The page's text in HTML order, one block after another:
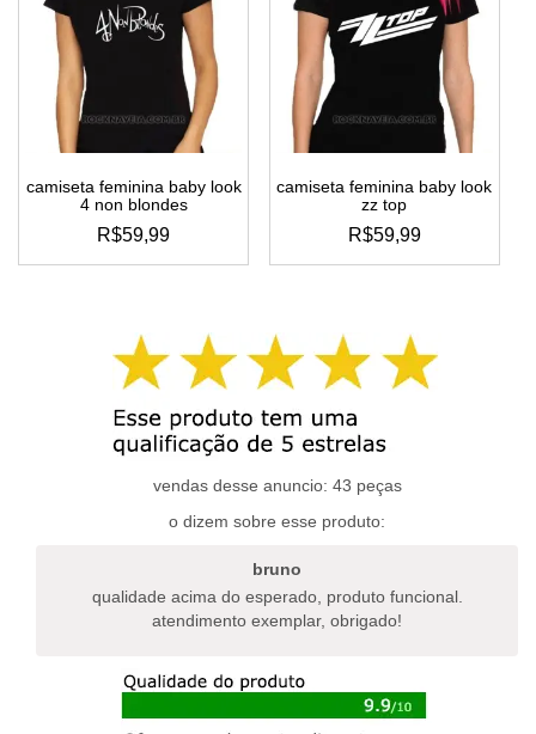
opções
escolhidas
na
página
produto
opções
escolhidas
na
produto
camiseta feminina baby look
4 non blondes
R$59,99
este
várias
variantes.
as
opções
podem
escolhidas
página
camiseta feminina baby look
zz top
R$59,99
este
várias
variantes.
as
podem
escolhidas
página
vendas desse anuncio: 43 peças
o dizem sobre esse produto:
bruno
qualidade acima do esperado, produto funcional.
atendimento exemplar, obrigado!